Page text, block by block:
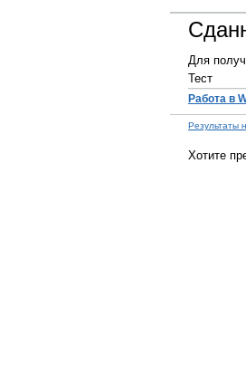
Для
Тест
Работа в
Результаты
Хотите